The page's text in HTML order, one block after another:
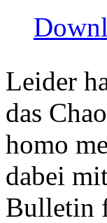
Leider
das
homo
dabei
Bulletin